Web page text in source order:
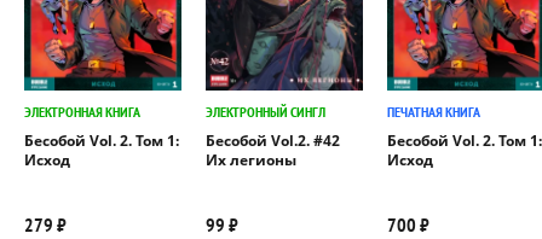
ЭЛЕКТРОННАЯ КНИГА
Бесобой Vol. 2. Том 1:
Исход
279 ₽
ЭЛЕКТРОННЫЙ СИНГЛ
Бесобой Vol.2. #42
Их легионы
99 ₽
ПЕЧАТНАЯ КНИГА
Бесобой Vol. 2. Том 1:
Исход
700 ₽